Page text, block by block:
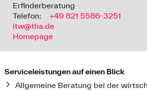
Erfinderberatung
Telefon:
+49 821 5586-3251
itw@tha.de
Homepage
Serviceleistungen auf einen Blick
Allgemeine Beratung bei der